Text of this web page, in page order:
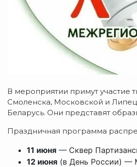
В мероприятии примут участие
Смоленска, Московской и
Беларусь. Они представят
Праздничная программа
11 июня — Сквер
12 июня (в День России) —